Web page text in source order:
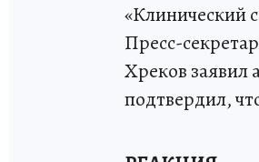
«Клинический
Пресс-
Хреков заявил
подтвердил,